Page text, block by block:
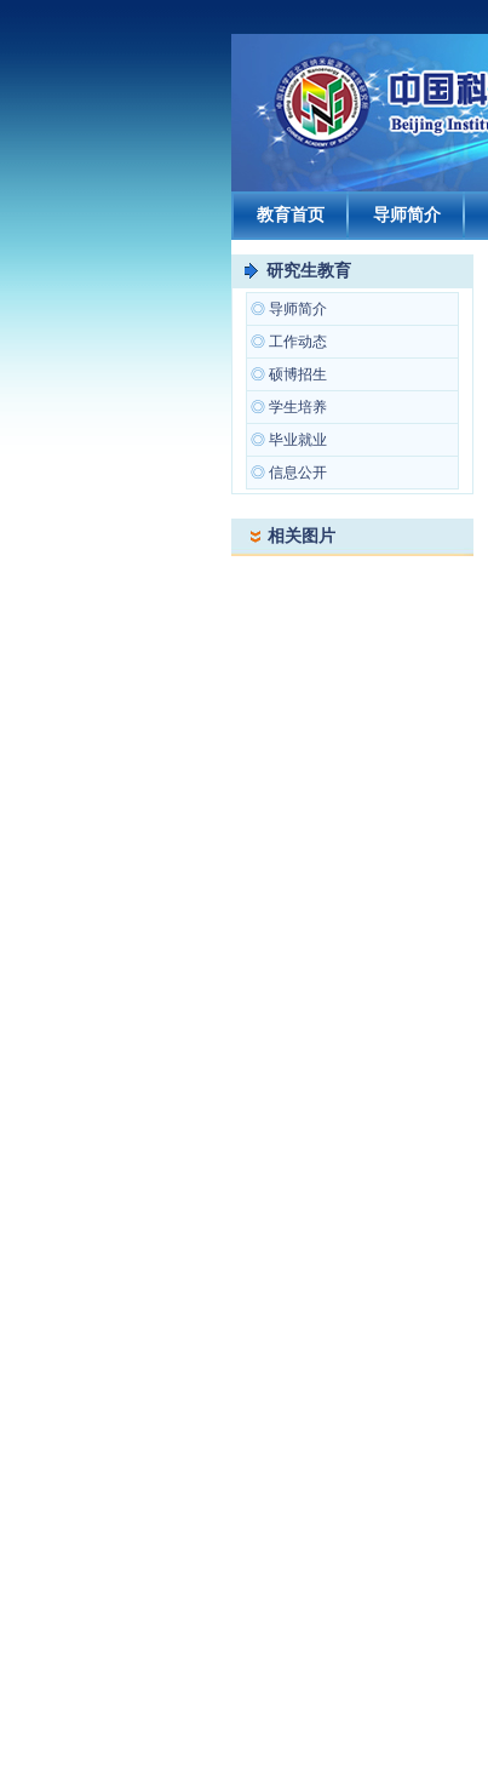
教育首页 导师简介
研究生教育
◎ 导师简介
◎ 工作动态
◎ 硕博招生
◎ 学生培养
◎ 毕业就业
◎ 信息公开
相关图片